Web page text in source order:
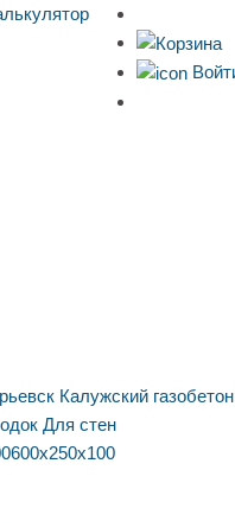
Калужский газобетон
Для стен
600х250х100